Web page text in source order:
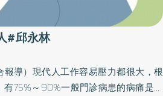
#邱永林
報導）現代人工作容易壓力都很大，根
75%～90%一般門診病患的病痛是壓